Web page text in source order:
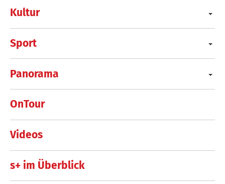
Kultur
Sport
Panorama
OnTour
Videos
s+ im Überblick